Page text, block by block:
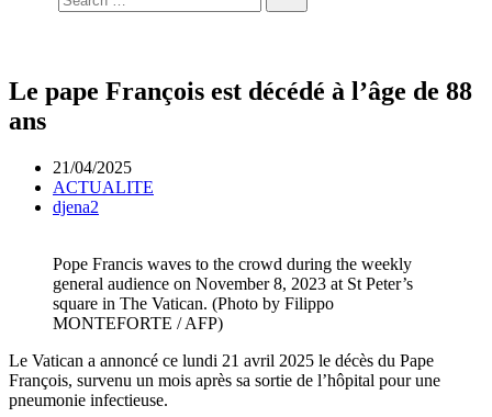
Le pape François est décédé à l’âge de 88
ans
21/04/2025
ACTUALITE
djena2
Pope Francis waves to the crowd during the weekly
general audience on November 8, 2023 at St Peter’s
square in The Vatican. (Photo by Filippo
MONTEFORTE / AFP)
Le Vatican a annoncé ce lundi 21 avril 2025 le décès du Pape
François, survenu un mois après sa sortie de l’hôpital pour une
pneumonie infectieuse.